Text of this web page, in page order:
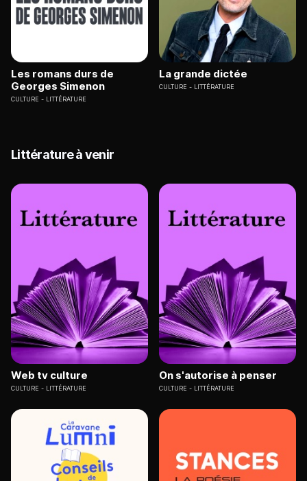
Les romans durs de
Georges Simenon
CULTURE LITTÉRATURE
La grande dictée
CULTURE LITTÉRATURE
Littérature à venir
Web tv culture
CULTURE LITTÉRATURE
On s'autorise à penser
CULTURE LITTÉRATURE